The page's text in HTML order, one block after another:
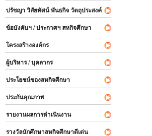
ปรัชญา วิสัยทัศน์ พันธกิจ วัตถุประสงค์
ข้อบังคับฯ / ประกาศฯ สหกิจศึกษา
โครงสร้างองค์กร
ผู้บริหาร / บุคลากร
ประโยชน์ของสหกิจศึกษา
ประกันคุณภาพ
รายงานผลการดำเนินงาน
รางวัลนักศึกษาสหกิจศึกษาดีเด่น